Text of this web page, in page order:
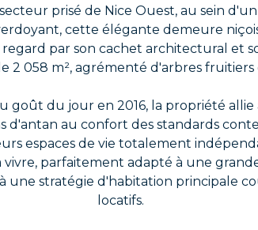
prisé de Nice Ouest, au sein
cette élégante demeure
par son cachet architectural et
2 058 m², agrémenté d'arbres fruitiers
goût du jour en 2016, la propriété allie
d'antan au confort des standards
espaces de vie totalement
parfaitement adapté à une
une stratégie d'habitation principale
locatifs.